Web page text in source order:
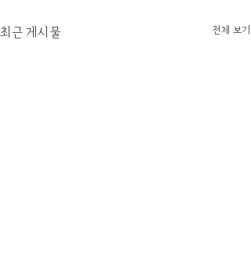
최근 게시물 전체 보기